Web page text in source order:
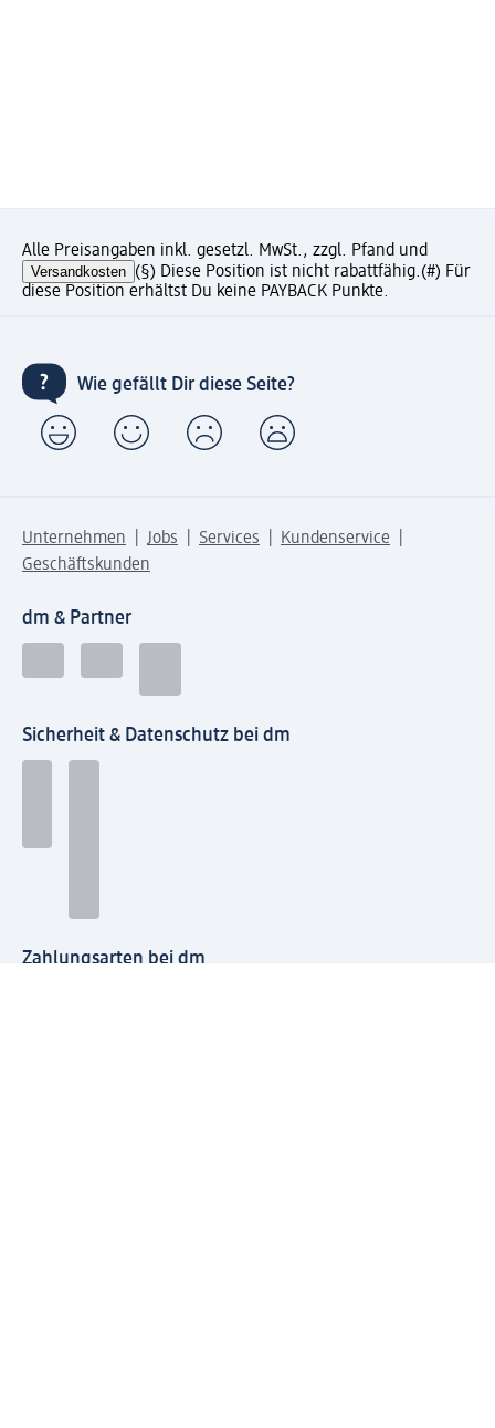
Alle Preisangaben inkl. gesetzl. MwSt., zzgl. Pfand und
Versandkosten (§) Diese Position ist nicht rabattfähig.(#) Für
diese Position erhältst Du keine PAYBACK Punkte.
Wie gefällt Dir diese Seite?
Unternehmen Jobs Services
Kundenservice
Geschäftskunden
dm & Partner
Sicherheit & Datenschutz bei dm
Zahlungsarten bei dm